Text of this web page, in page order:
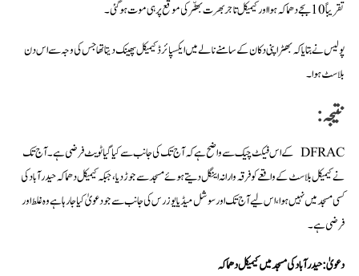
تقریباً 10 بجے دھماکہ ہوا اور کیمیکل تاجر بھرت بھٹّر کی موقع پر ہی موت ہو گئی۔
پولیس نے بتایا کہ بھٹر اپنی دکان کے سامنے نالے میں ایکسپائرڈ کیمیکل پھینک دیتا تھا جس کی وجہ سے اس دن
بلاسٹ ہوا۔
نتیجہ:
DFRAC کے اس فیکٹ چیک سے واضح ہے کہ آج تک کی جانب سے کیا گیا ٹویٹ فرضی ہے۔ آج تک
نے کیمیکل بلاسٹ کے واقعے کو فرقہ وارانہ اینگل دیتے ہوئے مسجد سے جوڑ دیا ، جبکہ کیمیکل دھماکہ حیدرآباد کی
کسی مسجد میں نہیں ہوا، اس لیے آج تک اور سوشل میڈیا یوزرس کی جانب سے جو دعویٰ کیا جا رہا ہے وہ غلط اور
فرضی ہے۔
دعویٰ: حیدرآباد کی مسجد میں کیمیکل دھماکہ